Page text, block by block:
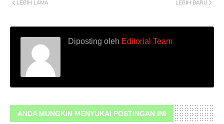
LEBIH BARU
LEBIH LAMA
Diposting oleh Editorial Team
ANDA MUNGKIN MENYUKAI POSTINGAN INI